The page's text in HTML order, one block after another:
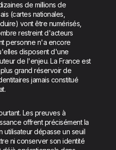
de millions de
(cartes nationales,
vont être numérisés,
restreint d'acteurs
personne n'a encore
disposent d'une
de l'enjeu. La France est
grand réservoir de
jamais constitué
Les preuves à
offrent précisément la
dépasse un seuil
ni conserver son identité